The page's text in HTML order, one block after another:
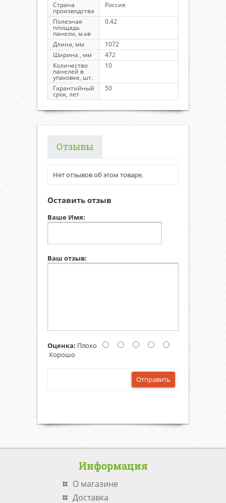
Страна
производства
Россия
Полезная
площадь
панели, м.кв
0.42
Длина, мм
1072
Ширина , мм
472
Количество
панелей в
упаковке, шт.
10
Гарантийный
срок, лет
50
Отзывы
Нет отзывов об этом товаре.
Оставить отзыв
Ваше Имя:
Ваш отзыв:
Оценка: Плохо
Хорошо
Отправить
Информация
О магазине
Доставка